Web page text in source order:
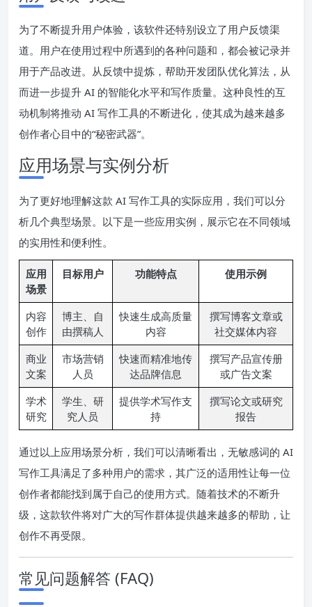
为了不断提升用户体验，该软件还特别设立了用户反馈渠
道。用户在使用过程中所遇到的各种问题和，都会被记录并
用于产品改进。从反馈中提炼，帮助开发团队优化算法，从
而进一步提升 AI 的智能化水平和写作质量。这种良性的互
动机制将推动 AI 写作工具的不断进化，使其成为越来越多
创作者心目中的“秘密武器”。
应用场景与实例分析
为了更好地理解这款 AI 写作工具的实际应用，我们可以分
析几个典型场景。以下是一些应用实例，展示它在不同领域
的实用性和便利性。
应用
场景
目标用户 功能特点 使用示例
内容
创作
博主、自
由撰稿人
快速生成高质量
内容
撰写博客文章或
社交媒体内容
商业
文案
市场营销
人员
快速而精准地传
达品牌信息
撰写产品宣传册
或广告文案
学术
研究
学生、研
究人员
提供学术写作支
持
撰写论文或研究
报告
通过以上应用场景分析，我们可以清晰看出，无敏感词的 AI
写作工具满足了多种用户的需求，其广泛的适用性让每一位
创作者都能找到属于自己的使用方式。随着技术的不断升
级，这款软件将对广大的写作群体提供越来越多的帮助，让
创作不再受限。
常见问题解答 (FAQ)